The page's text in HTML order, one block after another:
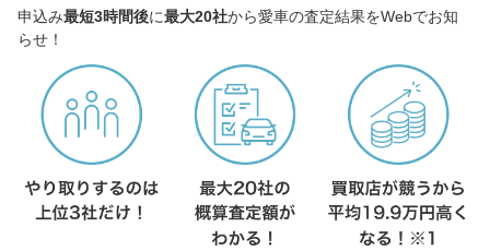
申込み最短3時間後に最大20社から愛車の査定結果をWebでお知
らせ！